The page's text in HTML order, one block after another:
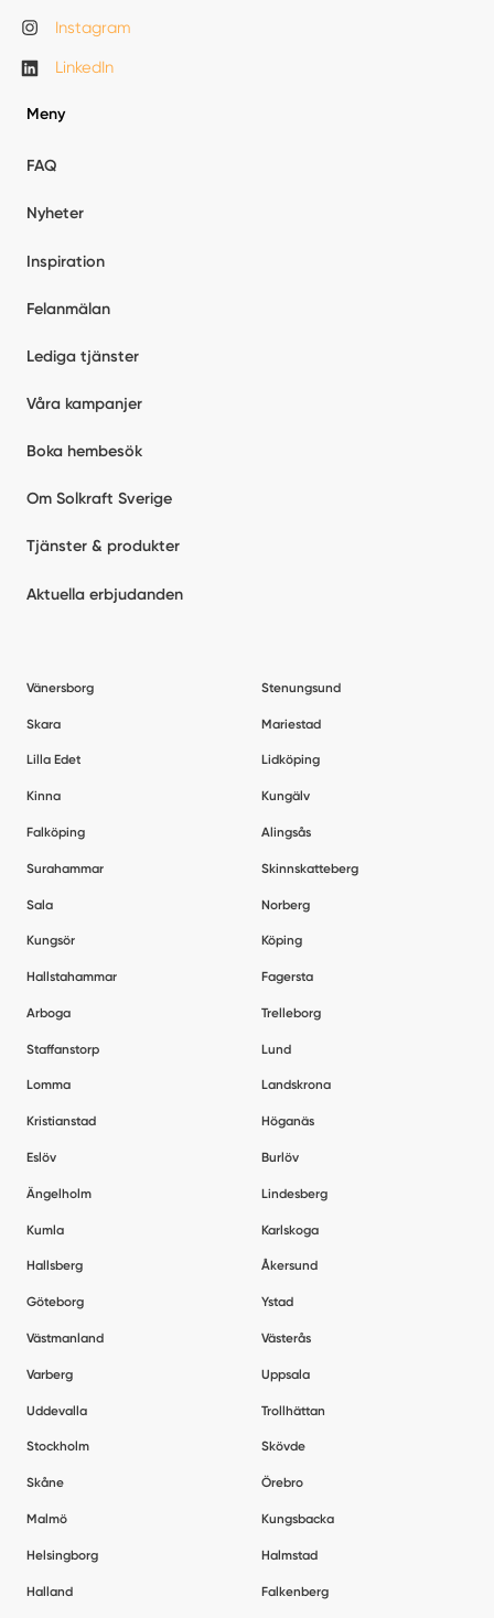
Instagram
LinkedIn
Meny
FAQ
Nyheter
Inspiration
Felanmälan
Lediga tjänster
Våra kampanjer
Boka hembesök
Om Solkraft Sverige
Tjänster & produkter
Aktuella erbjudanden
Vänersborg Stenungsund
Skara Mariestad
Lilla Edet Lidköping
Kinna Kungälv
Falköping Alingsås
Surahammar Skinnskatteberg
Sala Norberg
Kungsör Köping
Hallstahammar Fagersta
Arboga Trelleborg
Staffanstorp Lund
Lomma Landskrona
Kristianstad Höganäs
Eslöv Burlöv
Ängelholm Lindesberg
Kumla Karlskoga
Hallsberg Åkersund
Göteborg Ystad
Västmanland Västerås
Varberg Uppsala
Uddevalla Trollhättan
Stockholm Skövde
Skåne Örebro
Malmö Kungsbacka
Helsingborg Halmstad
Halland Falkenberg